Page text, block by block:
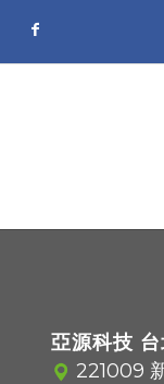
亞源科技
221009